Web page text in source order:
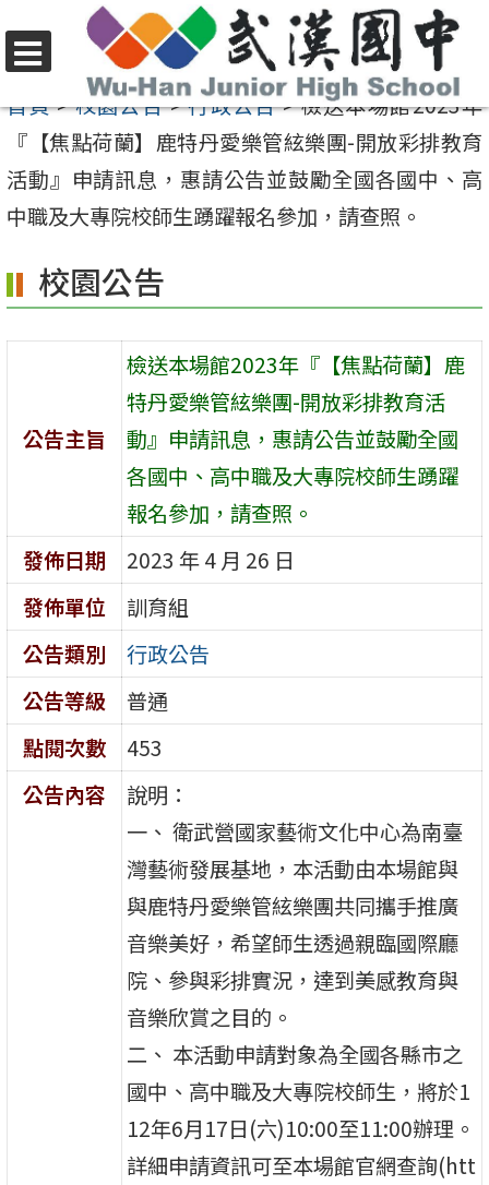
至
要
內
容
選
單
首頁>校園公告>行政公告>檢送本場館2023年
『【焦點荷蘭】鹿特丹愛樂管絃樂團-開放彩排教育
活動』申請訊息，惠請公告並鼓勵全國各國中、高
中職及大專院校師生踴躍報名參加，請查照。
校園公告
公告主旨
檢送本場館2023年『【焦點荷蘭】鹿
特丹愛樂管絃樂團-開放彩排教育活
動』申請訊息，惠請公告並鼓勵全國
各國中、高中職及大專院校師生踴躍
報名參加，請查照。
發佈日期
2023 年 4 月 26 日
發佈單位
訓育組
公告類別
行政公告
公告等級
普通
點閱次數
453
公告內容
說明： ​
一、 衛武營國家藝術文化中心為南臺
灣藝術發展基地，本活動由本場館與
與鹿特丹愛樂管絃樂團共同攜手推廣
音樂美好，希望師生透過親臨國際廳
院、參與彩排實況，達到美感教育與
音樂欣賞之目的。
二、 本活動申請對象為全國各縣市之
國中、高中職及大專院校師生，將於1
12年6月17日(六)10:00至11:00辦理。
詳細申請資訊可至本場館官網查詢(htt